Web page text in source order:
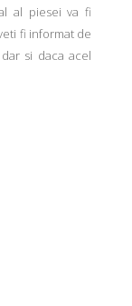
al piesei va fi
fi informat de
si daca acel